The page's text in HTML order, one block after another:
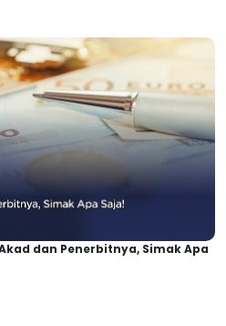
dan Penerbitnya, Simak Apa